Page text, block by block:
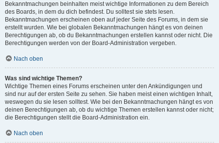
Bekanntmachungen beinhalten meist wichtige Informationen zu dem Bereich
des Boards, in dem du dich befindest. Du solltest sie stets lesen.
Bekanntmachungen erscheinen oben auf jeder Seite des Forums, in dem sie
erstellt wurden. Wie bei globalen Bekanntmachungen hängt es von deinen
Berechtigungen ab, ob du Bekanntmachungen erstellen kannst oder nicht. Die
Berechtigungen werden von der Board-Administration vergeben.
Nach oben
Was sind wichtige Themen?
Wichtige Themen eines Forums erscheinen unter den Ankündigungen und
sind nur auf der ersten Seite zu sehen. Sie haben meist einen wichtigen Inhalt,
weswegen du sie lesen solltest. Wie bei den Bekanntmachungen hängt es von
deinen Berechtigungen ab, ob du wichtige Themen erstellen kannst oder nicht;
die Berechtigungen stellt die Board-Administration ein.
Nach oben